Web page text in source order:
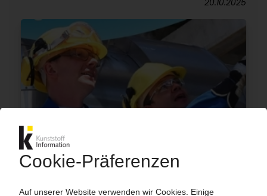
BRASKEM